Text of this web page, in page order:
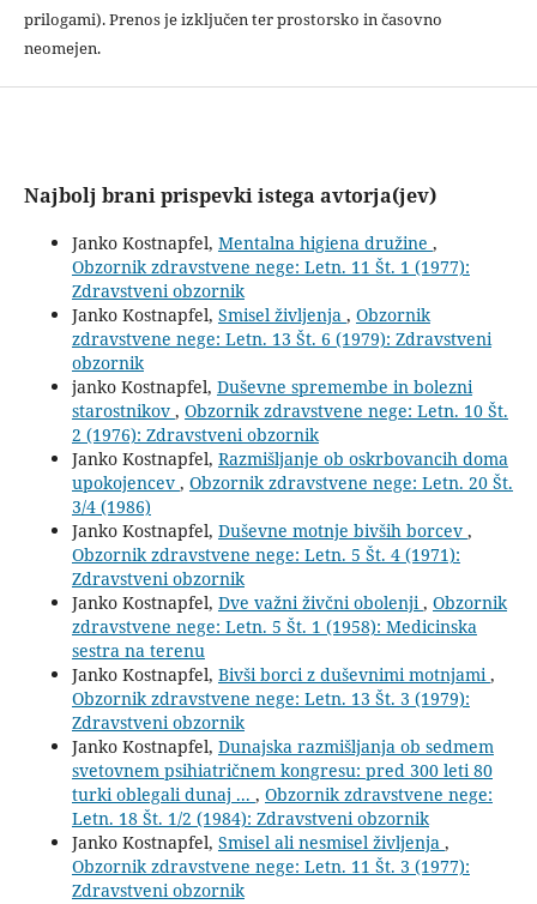
prilogami). Prenos je izključen ter prostorsko in časovno
neomejen.
Najbolj brani prispevki istega avtorja(jev)
Janko Kostnapfel, Mentalna higiena družine ,
Obzornik zdravstvene nege: Letn. 11 Št. 1 (1977):
Zdravstveni obzornik
Janko Kostnapfel, Smisel življenja , Obzornik
zdravstvene nege: Letn. 13 Št. 6 (1979): Zdravstveni
obzornik
janko Kostnapfel, Duševne spremembe in bolezni
starostnikov , Obzornik zdravstvene nege: Letn. 10 Št.
2 (1976): Zdravstveni obzornik
Janko Kostnapfel, Razmišljanje ob oskrbovancih doma
upokojencev , Obzornik zdravstvene nege: Letn. 20 Št.
3/4 (1986)
Janko Kostnapfel, Duševne motnje bivših borcev ,
Obzornik zdravstvene nege: Letn. 5 Št. 4 (1971):
Zdravstveni obzornik
Janko Kostnapfel, Dve važni živčni obolenji, Obzornik
zdravstvene nege: Letn. 5 Št. 1 (1958): Medicinska
sestra na terenu
Janko Kostnapfel, Bivši borci z duševnimi motnjami,
Obzornik zdravstvene nege: Letn. 13 Št. 3 (1979):
Zdravstveni obzornik
Janko Kostnapfel, Dunajska razmišljanja ob sedmem
svetovnem psihiatričnem kongresu: pred 300 leti 80
turki oblegali dunaj ... , Obzornik zdravstvene nege:
Letn. 18 Št. 1/2 (1984): Zdravstveni obzornik
Janko Kostnapfel, Smisel ali nesmisel življenja ,
Obzornik zdravstvene nege: Letn. 11 Št. 3 (1977):
Zdravstveni obzornik